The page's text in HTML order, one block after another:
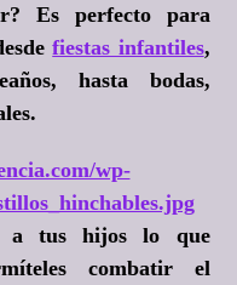
Es perfecto para
fiestas infantiles,
hasta bodas,
wp-
a tus hijos lo que
combatir el